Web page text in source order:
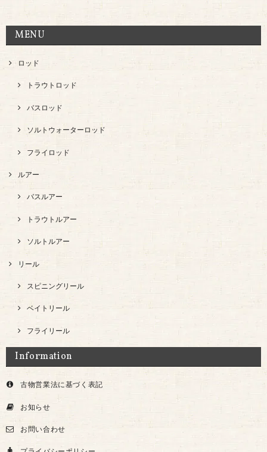
MENU
ロッド
トラウトロッド
バスロッド
ソルトウォーターロッド
フライロッド
ルアー
バスルアー
トラウトルアー
ソルトルアー
リール
スピニングリール
ベイトリール
フライリール
Information
古物営業法に基づく表記
お知らせ
お問い合わせ